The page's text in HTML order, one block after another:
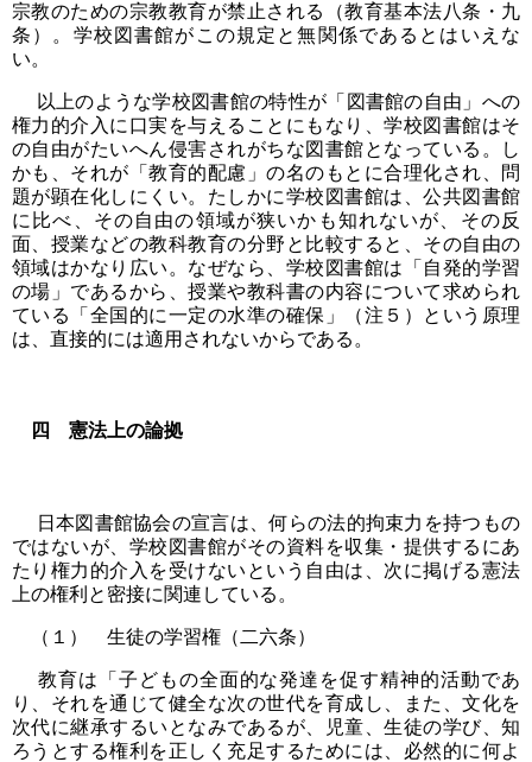
宗教のための宗教教育が禁止される（教育基本法八条・九
条）。学校図書館がこの規定と無関係であるとはいえな
い。
以上のような学校図書館の特性が「図書館の自由」への
権力的介入に口実を与えることにもなり、学校図書館はそ
の自由がたいへん侵害されがちな図書館となっている。し
かも、それが「教育的配慮」の名のもとに合理化され、問
題が顕在化しにくい。たしかに学校図書館は、公共図書館
に比べ、その自由の領域が狭いかも知れないが、その反
面、授業などの教科教育の分野と比較すると、その自由の
領域はかなり広い。なぜなら、学校図書館は「自発的学習
の場」であるから、授業や教科書の内容について求められ
ている「全国的に一定の水準の確保」（注５）という原理
は、直接的には適用されないからである。
四 憲法上の論拠
日本図書館協会の宣言は、何らの法的拘束力を持つもの
ではないが、学校図書館がその資料を収集・提供するにあ
たり権力的介入を受けないという自由は、次に掲げる憲法
上の権利と密接に関連している。
（１） 生徒の学習権（二六条）
教育は「子どもの全面的な発達を促す精神的活動であ
り、それを通じて健全な次の世代を育成し、また、文化を
次代に継承するいとなみであるが、児童、生徒の学び、知
ろうとする権利を正しく充足するためには、必然的に何よ